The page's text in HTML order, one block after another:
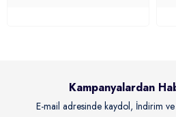
Kampanyalardan
E-mail adresinde kaydol, İndirim ve